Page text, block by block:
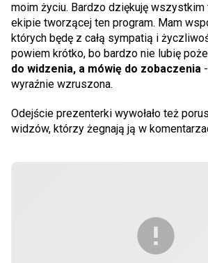
moim życiu. Bardzo dziękuję wszystkim
ekipie tworzącej ten program. Mam
których będę z całą sympatią i
powiem krótko, bo bardzo nie lubię
do widzenia, a mówię do zobaczenia
wyraźnie wzruszona.
Odejście prezenterki wywołało też
widzów, którzy żegnają ją w